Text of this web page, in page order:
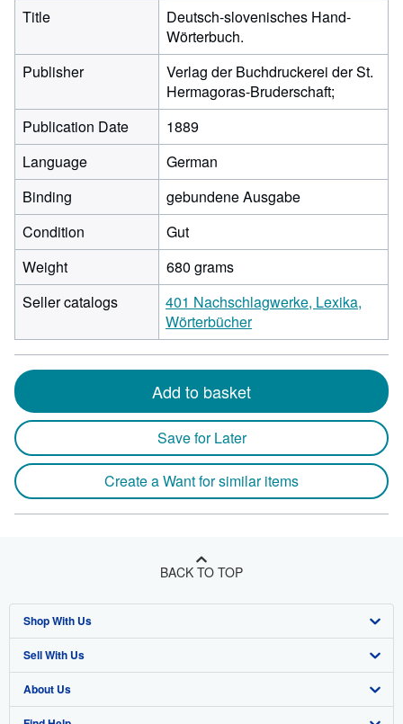
Title
Deutsch-slovenisches Hand-
Wörterbuch.
Publisher
Verlag der Buchdruckerei der St.
Hermagoras-Bruderschaft;
Publication Date
1889
Language
German
Binding
gebundene Ausgabe
Condition
Gut
Weight
680 grams
Seller catalogs
401 Nachschlagwerke, Lexika,
Wörterbücher
Add to basket
Save for Later
Create a Want for similar items
BACK TO TOP
Shop With Us
Advanced Search
Browse Collections
Sell With Us
Start Selling
About Us